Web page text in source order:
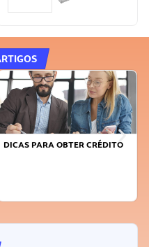
DICAS PARA OBTER CRÉDITO